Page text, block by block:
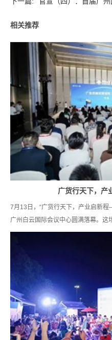
相关推荐
广货行天下，产
7月13日，“广货行天下，产业启新
广州白云国际会议中心圆满落幕。这